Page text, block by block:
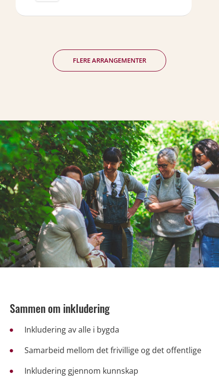
FLERE ARRANGEMENTER
Sammen om inkludering
Inkludering av alle i bygda
Samarbeid mellom det frivillige og det offentlige
Inkludering gjennom kunnskap